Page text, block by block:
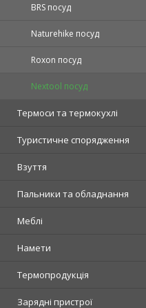
BRS посуд
Naturehike посуд
Roxon посуд
Nextool посуд
Термоси та термокухлі
Туристичне спорядження
Взуття
Пальники та обладнання
Меблі
Намети
Термопродукція
Зарядні пристрої